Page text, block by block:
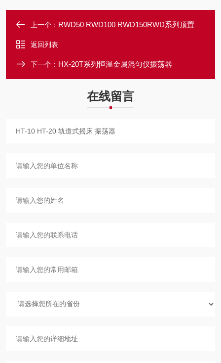
上一个： RWD50 RWD100 RWD150RWD系列顶置式搅拌器
返回列表
下一个： HX-20T系列恒温金属混匀仪振荡器
在线留言